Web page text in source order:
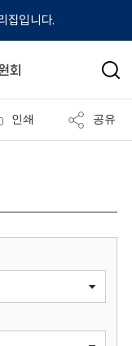
집입니다.
검
인쇄 공유